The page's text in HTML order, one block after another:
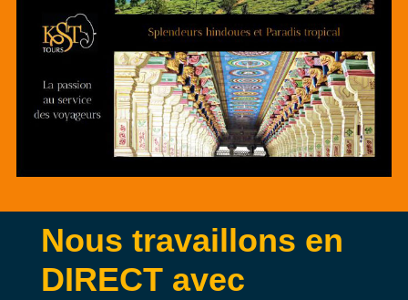
Nous travaillons en
DIRECT avec